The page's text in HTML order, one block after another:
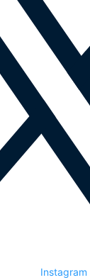
Instagram